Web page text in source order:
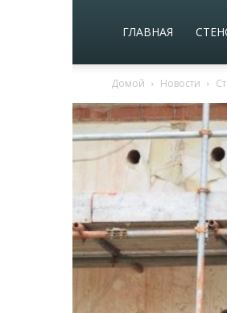
ГЛАВНАЯ
Домой Новости